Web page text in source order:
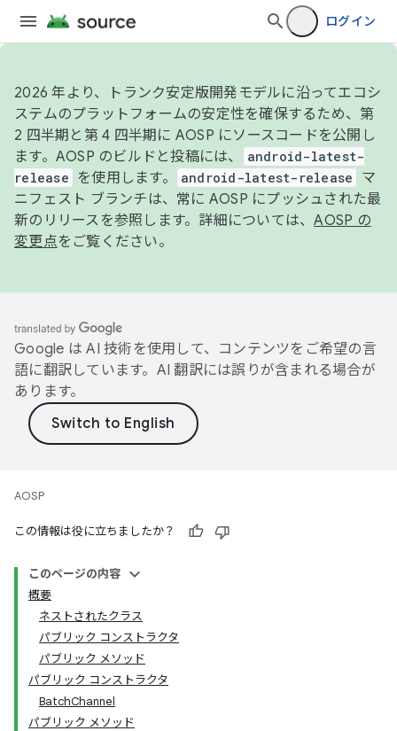
ログイン
2026 年より、トランク安定版開発モデルに沿ってエコシ
ステムのプラットフォームの安定性を確保するため、第
2 四半期と第 4 四半期に AOSP にソースコードを公開し
ます。AOSP のビルドと投稿には、
android-latest-
release
を使用します。 android-latest-release
マ
ニフェスト ブランチは、常に AOSP にプッシュされた最
新のリリースを参照します。詳細については、AOSP の
変更点をご覧ください。
Google は AI 技術を使用して、コンテンツをご希望の言
語に翻訳しています。AI 翻訳には誤りが含まれる場合が
あります。
AOSP
この情報は役に立ちましたか？
このページの内容
概要
ネストされたクラス
パブリック コンストラクタ
パブリック メソッド
パブリック コンストラクタ
BatchChannel
パブリック メソッド